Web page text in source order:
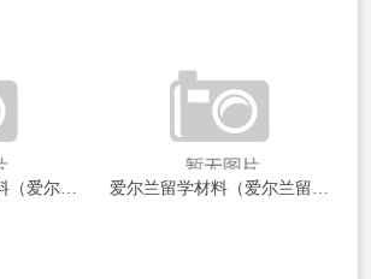
爱尔兰留学签证材料（爱尔兰留学签证材料全解析！）